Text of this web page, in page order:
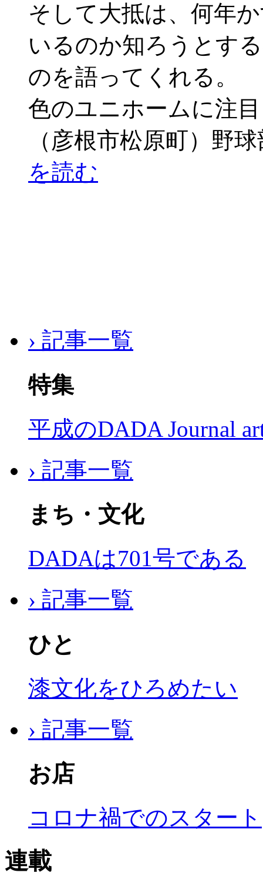
そして大抵は、何年
いるのか知ろうとす
のを語ってくれる。
色のユニホームに注
（彦根市松原町）
を読む
› 記事一覧
特集
平成のDADA Journal
› 記事一覧
まち・文化
DADAは701号である
› 記事一覧
ひと
漆文化をひろめたい
› 記事一覧
お店
コロナ禍でのスタート
連載